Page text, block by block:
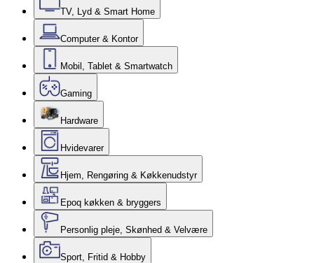
TV, Lyd & Smart Home
Computer & Kontor
Mobil, Tablet & Smartwatch
Gaming
Hardware
Hvidevarer
Hjem, Rengøring & Køkkenudstyr
Epoq køkken & bryggers
Personlig pleje, Skønhed & Velvære
Sport, Fritid & Hobby